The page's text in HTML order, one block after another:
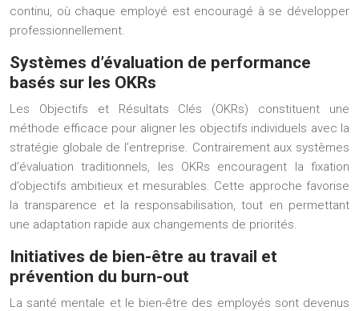
continu, où chaque employé est encouragé à se développer
professionnellement.
Systèmes d’évaluation de performance
basés sur les OKRs
Les Objectifs et Résultats Clés (OKRs) constituent une
méthode efficace pour aligner les objectifs individuels avec la
stratégie globale de l’entreprise. Contrairement aux systèmes
d’évaluation traditionnels, les OKRs encouragent la fixation
d’objectifs ambitieux et mesurables. Cette approche favorise
la transparence et la responsabilisation, tout en permettant
une adaptation rapide aux changements de priorités.
Initiatives de bien-être au travail et
prévention du burn-out
La santé mentale et le bien-être des employés sont devenus